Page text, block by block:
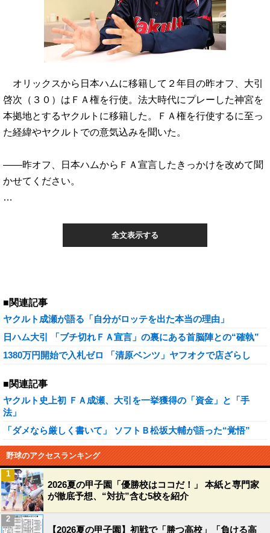
オリックスから日本ハムに移籍して２年目の昨オフ、大引
啓次（３０）はＦＡ権を行使。法大時代にプレーした神宮を
本拠地とするヤクルトに移籍した。ＦＡ権を行使するに至っ
た経緯やヤクルトでの意気込みを聞いた。
――昨オフ、日本ハムからＦＡ宣言したきっかけを改めて聞
かせてください。
…
全文表示する
■関連記事
ヤクルト成瀬が語る「自分がロッテを出た本当の理由」
日ハム大引 「ブチ切れＦＡ宣言」の裏にある首脳陣との“確執”
1380万円開始で入札ゼロ 「清原ベンツ」ヤフオクで店ざらし
■関連記事
ヤクルト史上初 ＦＡ成瀬、大引を一挙獲得の「資金」と「手
法」
「ダメなら厳しく書いて」 ソフトＢ松坂大輔が語った“覚悟”
野球のアクセスランキング
2026夏の甲子園「優勝校はココだ！」 本紙と専門家
が徹底予想、“対抗”含む5校を紹介
1
【2026夏の甲子園】初戦で「勝つ高校」「負ける高
2